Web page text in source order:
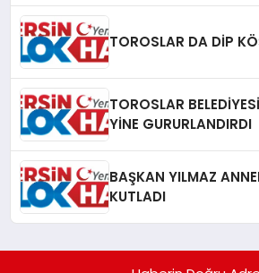
TOROSLAR DA DİP
TOROSLAR
YİNE GURURLANDIRDI
BAŞKAN YILMAZ
KUTLADI